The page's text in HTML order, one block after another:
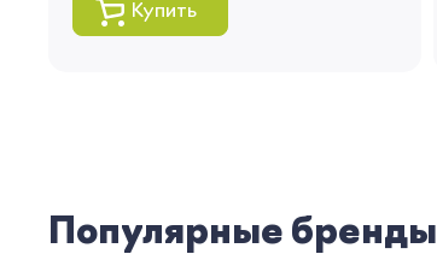
Купить
Популярные бренды